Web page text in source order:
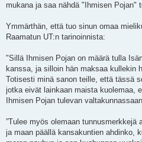
mukana ja saa nähdä "Ihmisen Pojan"
Ymmärthän, että tuo sinun omaa
Raamatun UT:n tarinoinnista:
"Sillä Ihmisen Pojan on määrä tulla
kanssa, ja silloin hän maksaa kullekin
Totisesti minä sanon teille, että tässä
jotka eivät lainkaan maista kuolemaa,
Ihmisen Pojan tulevan
”Tulee myös olemaan
ja maan päällä kansakuntien ahdinko,